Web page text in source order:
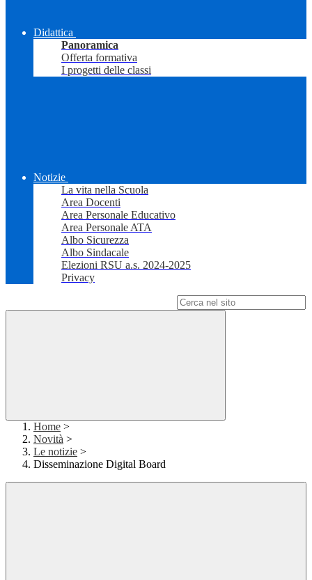
Didattica
Panoramica
Offerta formativa
I progetti delle classi
Notizie
La vita nella Scuola
Area Docenti
Area Personale Educativo
Area Personale ATA
Albo Sicurezza
Albo Sindacale
Elezioni RSU a.s. 2024-2025
Privacy
Home >
Novità >
Le notizie >
Disseminazione Digital Board